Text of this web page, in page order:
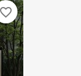
favorite_border